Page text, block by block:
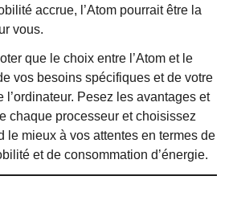
accrue, l’Atom pourrait être la
vous.
que le choix entre l’Atom et le
vos besoins spécifiques et de votre
l’ordinateur. Pesez les avantages et
chaque processeur et choisissez
le mieux à vos attentes en termes de
et de consommation d’énergie.